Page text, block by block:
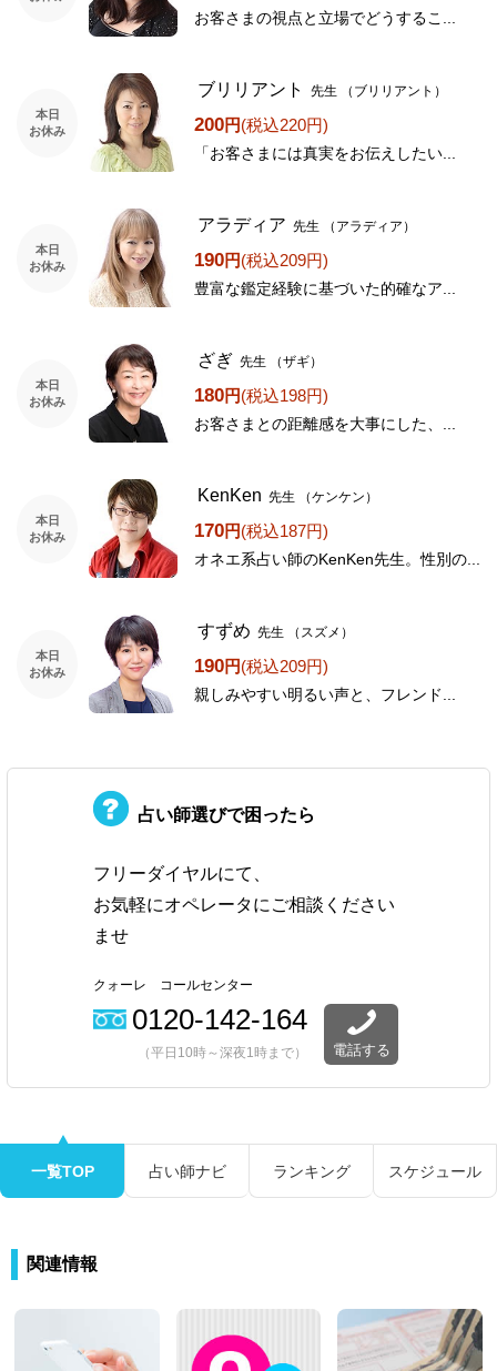
お客さまの視点と立場でどうするこ...
本日
お休み
ブリリアント 先生 （ブリリアント）
200円(税込220円)
「お客さまには真実をお伝えしたい...
本日
お休み
アラディア 先生 （アラディア）
190円(税込209円)
豊富な鑑定経験に基づいた的確なア...
本日
お休み
ざぎ 先生 （ザギ）
180円(税込198円)
お客さまとの距離感を大事にした、...
本日
お休み
KenKen 先生 （ケンケン）
170円(税込187円)
オネエ系占い師のKenKen先生。性別の...
本日
お休み
すずめ 先生 （スズメ）
190円(税込209円)
親しみやすい明るい声と、フレンド...
占い師選びで困ったら
フリーダイヤルにて、
お気軽にオペレータにご相談ください
ませ
クォーレ コールセンター
0120-142-164
（平日10時～深夜1時まで） 電話する
一覧TOP 占い師ナビ ランキング スケジュール
関連情報